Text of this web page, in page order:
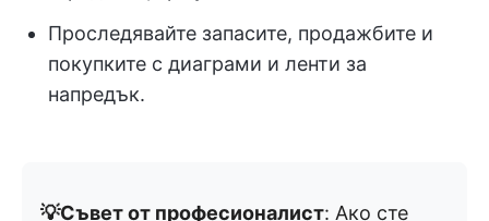
Проследявайте запасите, продажбите и
покупките с диаграми и ленти за
напредък.
💡Съвет от професионалист: Ако сте